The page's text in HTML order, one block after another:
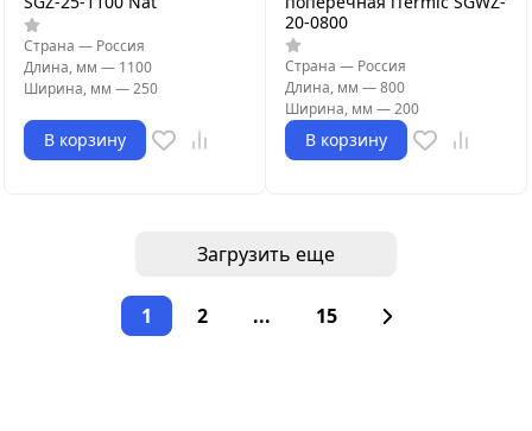
Страна — Россия
Длина, мм — 1100
Ширина, мм —250
В корзину
20-0800
Страна — Россия
Длина, мм —800
Ширина, мм —200
В корзину
Загрузить еще
1 2 ... 15